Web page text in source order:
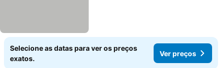
Selecione as datas para ver os preços
exatos.
Ver preços